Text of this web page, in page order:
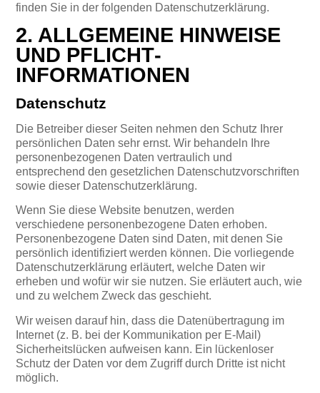
finden Sie in der folgenden Datenschutzerklärung.
2. ALLGEMEINE HINWEISE
UND PFLICHT­
INFORMATIONEN
Datenschutz
Die Betreiber dieser Seiten nehmen den Schutz Ihrer
persönlichen Daten sehr ernst. Wir behandeln Ihre
personenbezogenen Daten vertraulich und
entsprechend den gesetzlichen Datenschutzvorschriften
sowie dieser Datenschutzerklärung.
Wenn Sie diese Website benutzen, werden
verschiedene personenbezogene Daten erhoben.
Personenbezogene Daten sind Daten, mit denen Sie
persönlich identifiziert werden können. Die vorliegende
Datenschutzerklärung erläutert, welche Daten wir
erheben und wofür wir sie nutzen. Sie erläutert auch, wie
und zu welchem Zweck das geschieht.
Wir weisen darauf hin, dass die Datenübertragung im
Internet (z. B. bei der Kommunikation per E-Mail)
Sicherheitslücken aufweisen kann. Ein lückenloser
Schutz der Daten vor dem Zugriff durch Dritte ist nicht
möglich.